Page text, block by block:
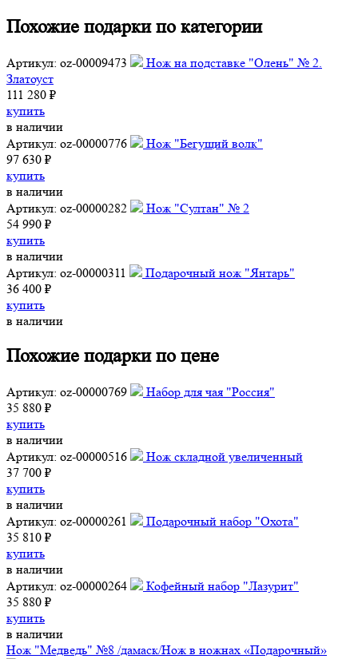
Похожие подарки по категории
Артикул: oz-00009473
Нож на подставке "Олень" № 2.
Златоуст
111 280 ₽
купить
в наличии
Артикул: oz-00000776
Нож "Бегущий волк"
97 630 ₽
купить
в наличии
Артикул: oz-00000282
Нож "Султан" № 2
54 990 ₽
купить
в наличии
Артикул: oz-00000311
Подарочный нож "Янтарь"
36 400 ₽
купить
в наличии
Похожие подарки по цене
Артикул: oz-00000769
Набор для чая "Россия"
35 880 ₽
купить
в наличии
Артикул: oz-00000516
Нож складной увеличенный
37 700 ₽
купить
в наличии
Артикул: oz-00000261
Подарочный набор "Охота"
35 810 ₽
купить
в наличии
Артикул: oz-00000264
Кофейный набор "Лазурит"
35 880 ₽
купить
в наличии
Нож "Медведь" №8 /дамаск/Нож в ножнах «Подарочный»